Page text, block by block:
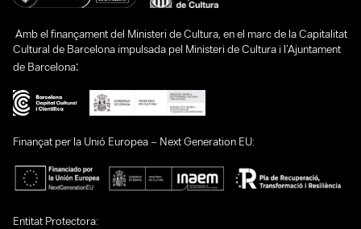
Amb el finançament del Ministeri de Cultura, en el marc de la Capitalitat
Cultural de Barcelona impulsada pel Ministeri de Cultura i l’Ajuntament
de Barcelona:
Finançat per la Unió Europea – Next Generation EU:
Entitat Protectora: